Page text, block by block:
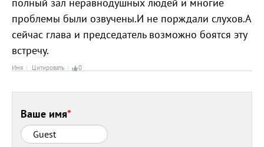
полный зал неравнодушных людей и многие
проблемы были озвучены.И не порждали слухов.А
сейчас глава и председатель возможно боятся эту
встречу.
Имя Цитировать 0
Ваше имя*